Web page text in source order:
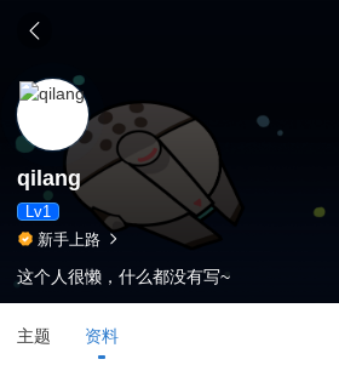
qilang
Lv1
新手上路
这个人很懒，什么都没有写~
主题 资料